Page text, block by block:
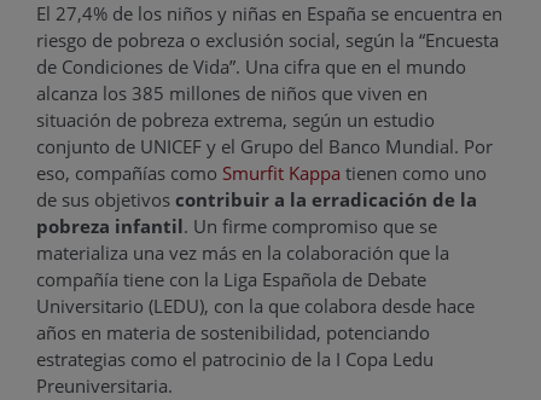
El 27,4% de los niños y niñas en España se encuentra en
riesgo de pobreza o exclusión social, según la “Encuesta
de Condiciones de Vida”. Una cifra que en el mundo
alcanza los 385 millones de niños que viven en
situación de pobreza extrema, según un estudio
conjunto de UNICEF y el Grupo del Banco Mundial. Por
eso, compañías como Smurfit Kappa tienen como uno
de sus objetivos contribuir a la erradicación de la
pobreza infantil. Un firme compromiso que se
materializa una vez más en la colaboración que la
compañía tiene con la Liga Española de Debate
Universitario (LEDU), con la que colabora desde hace
años en materia de sostenibilidad, potenciando
estrategias como el patrocinio de la I Copa Ledu
Preuniversitaria.